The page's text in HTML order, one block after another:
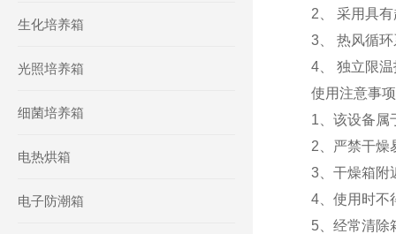
生化培养箱
光照培养箱
细菌培养箱
电热烘箱
电子防潮箱
2、 采用具
3、 热风循
4、 独立限
使用注意事
1、该设备属
2、严禁干燥
3、干燥箱附
4、使用时不
5、经常清除